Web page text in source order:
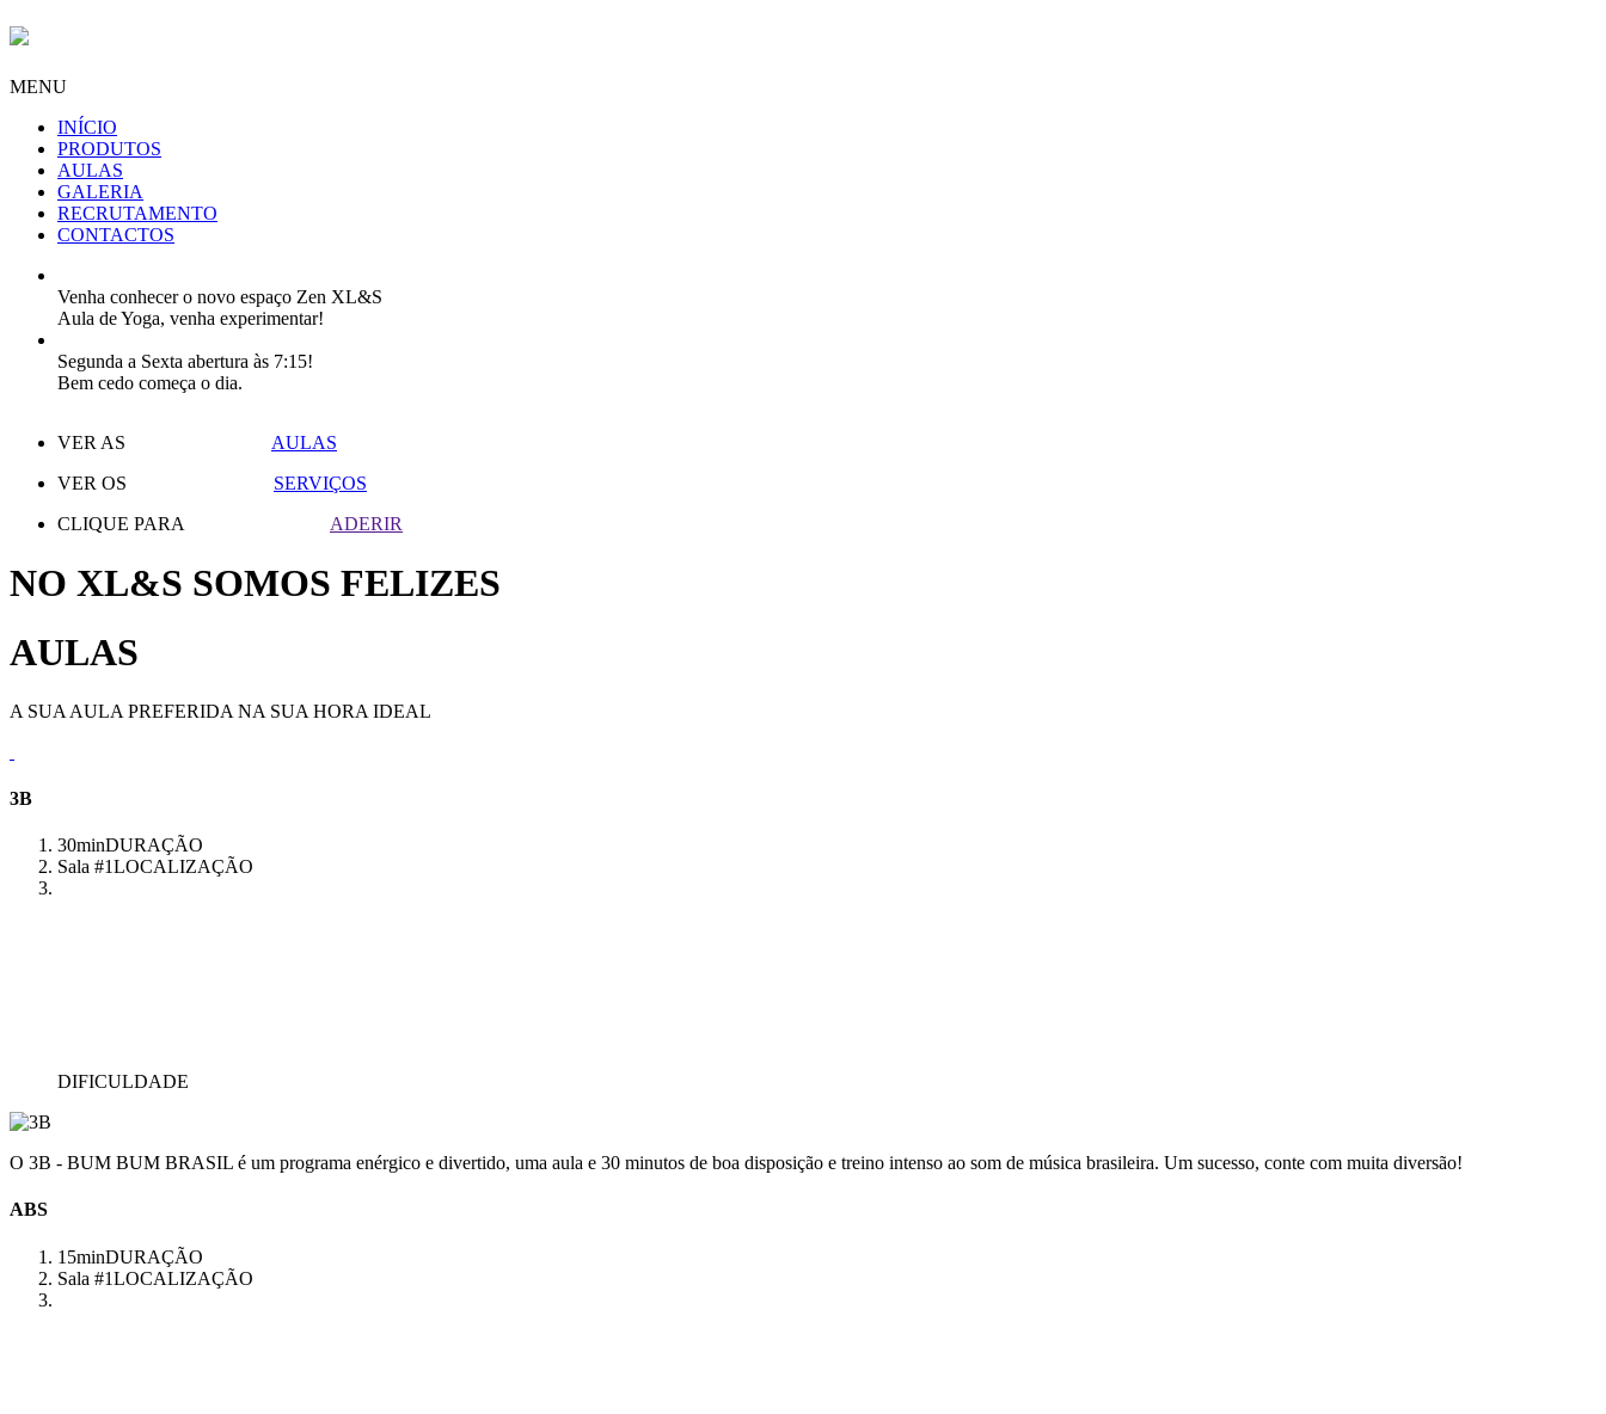
MENU
INÍCIO
PRODUTOS
AULAS
GALERIA
RECRUTAMENTO
CONTACTOS
Venha conhecer o novo espaço Zen XL&S
Aula de Yoga, venha experimentar!
Segunda a Sexta abertura às 7:15!
Bem cedo começa o dia.
VER AS
AULAS
VER OS
SERVIÇOS
CLIQUE PARA
ADERIR
NO XL&S SOMOS FELIZES
AULAS
A SUA AULA PREFERIDA NA SUA HORA IDEAL
3B
30minDURAÇÃO
Sala #1LOCALIZAÇÃO
DIFICULDADE
O 3B - BUM BUM BRASIL é um programa enérgico e divertido, uma aula e 30 minutos de boa disposição e treino intenso ao som de música brasileira. Um sucesso, conte com muita diversão!
ABS
15minDURAÇÃO
Sala #1LOCALIZAÇÃO